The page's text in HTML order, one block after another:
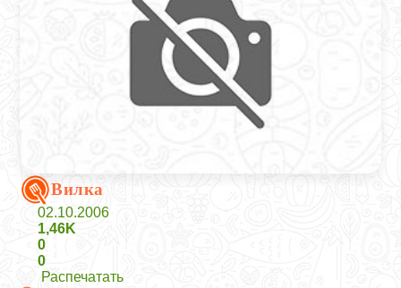
Вилка
02.10.2006
1,46K
0
0
Распечатать